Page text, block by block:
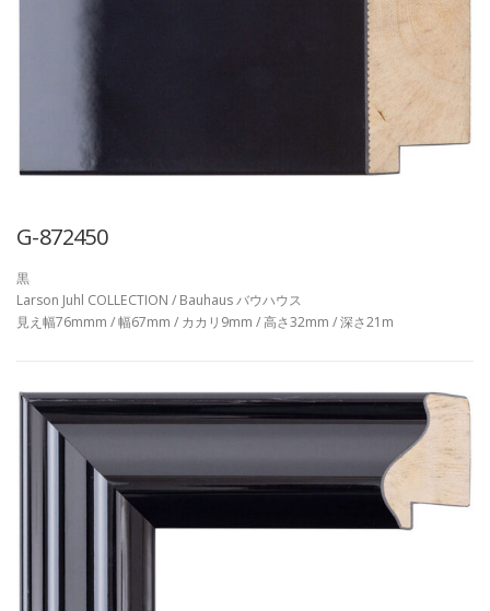
G-872450
黒
Larson Juhl COLLECTION / Bauhaus バウハウス
見え幅76mmm / 幅67mm / カカリ9mm / 高さ32mm / 深さ21m